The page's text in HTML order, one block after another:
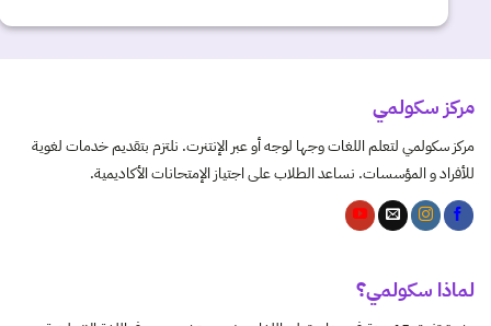
مركز سكولمي
مركز سكولمي لتعلم اللغات وجها لوجه أو عبر الإنتنرت. نلتزم بتقديم خدمات لغوية
للأفراد و المؤسسات. نساعد الطلاب على اجتياز الإمتحانات الأكاديمية.
لماذا سكولمي؟